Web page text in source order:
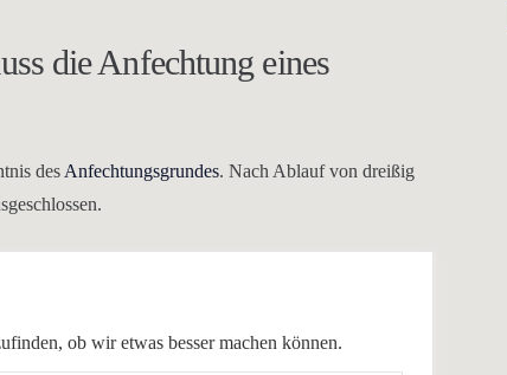
die Anfechtung eines
des Anfechtungsgrundes. Nach Ablauf von dreißig
ob wir etwas besser machen können.